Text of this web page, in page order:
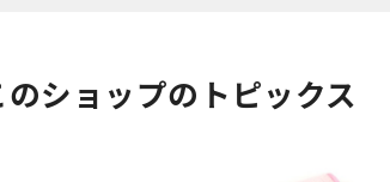
のショップのトピックス